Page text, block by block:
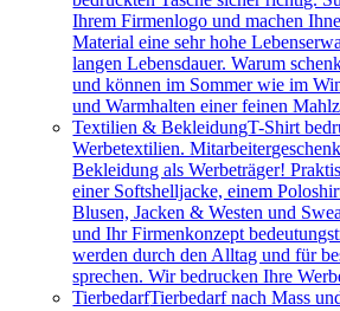
Ihrem Firmenlogo und machen
Material eine sehr hohe
langen Lebensdauer. Warum
und können im Sommer wie im
und Warmhalten einer feinen
Textilien & BekleidungT-Shirt
Werbetextilien.
Bekleidung als Werbeträger!
einer Softshelljacke, einem
Blusen, Jacken & Westen und
und Ihr Firmenkonzept
werden durch den Alltag und für
sprechen. Wir bedrucken Ihre
TierbedarfTierbedarf nach Mass